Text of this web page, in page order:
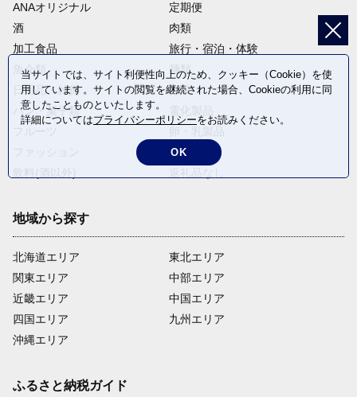
ANAオリジナル
定期便
酒
肉類
加工食品
旅行・宿泊・体験
魚介類
麺類
日用品・雑貨
野菜
パン・菓子類
米・穀物
地域から探す
北海道エリア
関東エリア
近畿エリア
四国エリア
沖縄エリア
東北エリア
中部エリア
中国エリア
九州エリア
ふるさと納税ガイド
当サイトでは、サイト利便性向上のため、クッキー（Cookie）を使
用しています。サイトの閲覧を継続された場合、Cookieの利用に同
意したことものといたします。
詳細についてはプライバシーポリシーをお読みください。
OK